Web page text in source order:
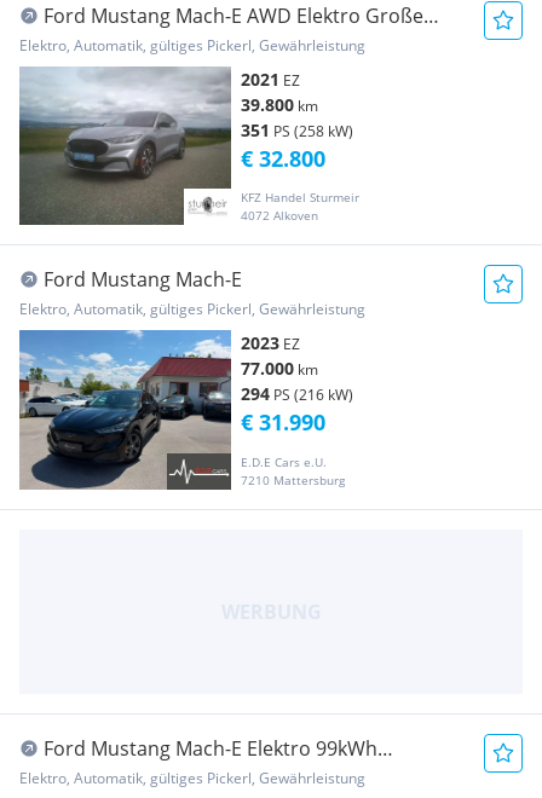
Ford Mustang Mach-E AWD Elektro Große
Batterie viele Extras wenig KM Reifen Neu
Extended Range
Elektro, Automatik, gültiges Pickerl, Gewährleistung
2021 EZ
39.800 km
351 PS (258 kW)
KFZ Handel Sturmeir
4072 Alkoven
€ 32.800
Ford Mustang Mach-E
Elektro, Automatik, gültiges Pickerl, Gewährleistung
2023 EZ
77.000 km
294 PS (216 kW)
E.D.E Cars e.U.
7210 Mattersburg
€ 31.990
Ford Mustang Mach-E Elektro 99kWh
Extended Range Pre...
Elektro, Automatik, gültiges Pickerl, Gewährleistung